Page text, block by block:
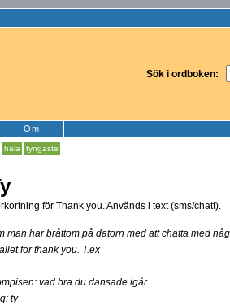
Sök i ordboken:
Om
hälä tyngaste
för Thank you. Används i text (sms/chatt).
man har bråttom på datorn med att chatta med
för thank you. T.ex
vad bra du dansade igår.
ty